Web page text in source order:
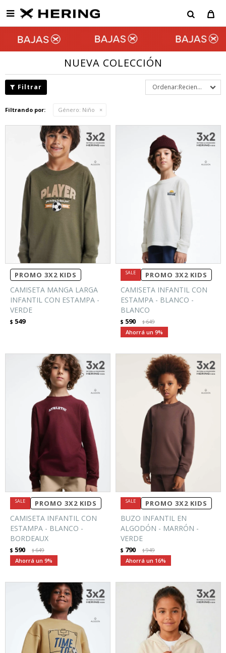

NUEVA COLECCIÓN
Recientes
Filtrando por: Género: Niño
PROMO 3X2 KIDS
CAMISETA MANGA LARGA
INFANTIL CON ESTAMPA -
VERDE
$ 549
PROMO 3X2 KIDS
CAMISETA INFANTIL CON
ESTAMPA - BLANCO -
BLANCO
$ 590 $649
9
PROMO 3X2 KIDS
CAMISETA INFANTIL CON
ESTAMPA - BLANCO -
BORDEAUX
$ 590 $649
9
PROMO 3X2 KIDS
BUZO INFANTIL EN
ALGODÓN - MARRÓN -
VERDE
$ 790 $949
16